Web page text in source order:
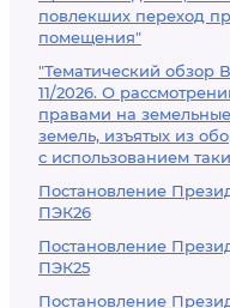
повлекших переход
помещения"
"Тематический обзор
11/2026. О
правами на
земель, изъятых из
с использованием
Постановление
ПЭК26
Постановление
ПЭК25
Постановление